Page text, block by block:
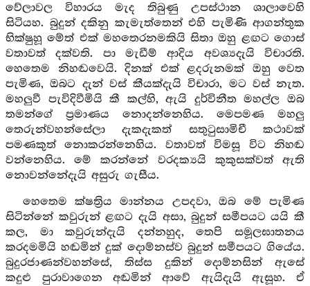
වේලාවල විහාරය මැද තිබුණු උපස්ථාන ශාලාවෙහි
සිටියහ. බුදුන් දකිනු කැමැත්තෙන් එහි පැමිණි ආගන්තුක
භික්ෂුහූ මේත් එක් මහතෙරනමකියි සිතා ඔහු ළඟට ගොස්
වතාවත් දක්වති. පා මැඩීම් ආදිය අවශ්‍යදැයි විචාරති.
හෙතෙම නිහඬවෙයි. දිනක් එක් ළදරුනමක් ඔහු වෙත
පැමිණ, ඔබට දැන් වස් කීයක්දැයි විචාරා, මට වස් නැත.
මහලුවී පැවිදිවීමියි කී කල්හි, ඇයි දුර්විනීත මහල්ල ඔබ
තමන්ගේ ප්‍රමාණය නොදන්නෙහිය. මෙපමණ මහලු
තෙරුන්වහන්සේලා දැකදැකත් සතුටුසාමිචී කථාවක්
පමණකුත් නොකරන්නෙහිය. වතාවත් විමසූ විට නිහඬ
වන්නෙහිය. මේ කරන්නේ වරදක්‍යයි කුකුසක්වත් ඇති
නොවන්නේදැයි අසුරු ගැසීය.
හෙතෙම ක්ෂත්‍රිය මාන්නය උපදවා, ඔබ මේ පැමිණ
සිටින්නේ කවුරුන් ළඟට දැයි අසා, බුදුන් සමීපයට යයි කී
කල, මා කවුරුන්දැයි දන්නහුද, තෙපි සමූලඝාතනය
කරදමමියි හඬමින් දුක් දොම්නස්ව බුදුන් සමීපයට ගියේය.
බුදුරජාණන්වහන්සේ, තිස්ස දුකින් දොම්නසින් ඇසේ
කදුළු පුරාවාගෙන අඬමින් ආවේ ඇයිදැයි ඇසූහ. ඒ